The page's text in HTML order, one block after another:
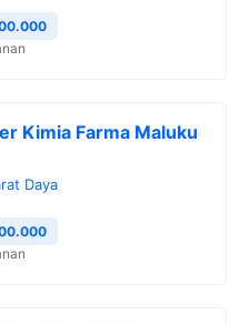
Kimia Farma Maluku
Daya